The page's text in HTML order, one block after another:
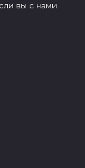
вы с нами.